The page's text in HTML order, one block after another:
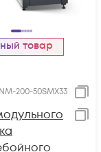
товар
200-50SMX33